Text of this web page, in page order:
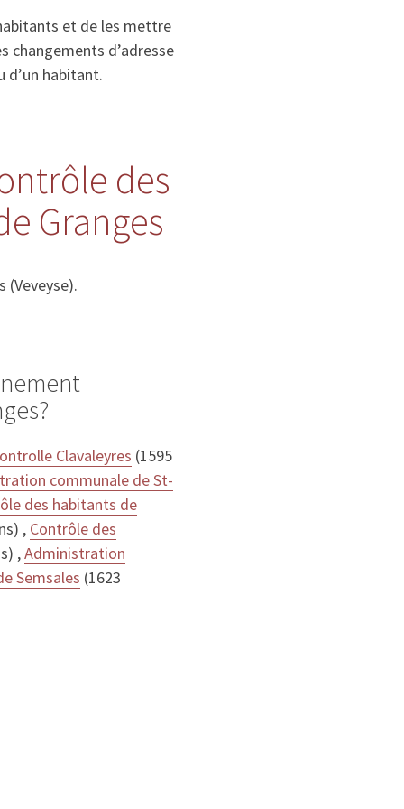
et de les mettre
changements d’adresse
d’un habitant.
des
Granges
(Veveyse).
Clavaleyres (1595
communale de St-
des habitants de
, Contrôle des
,Administration
Semsales (1623